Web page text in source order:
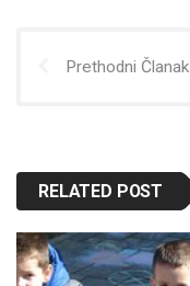
Prethodni Članak
RELATED POST